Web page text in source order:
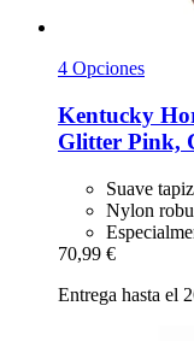
4 Opciones
Kentucky
Glitter Pink,
Suave
Nylon
70,99 €
Entrega hasta el